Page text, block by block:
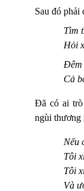
Sau đó phải
Tìm
Hỏi
Đêm
Cả
Đã có ai trò
ngùi thương
Nếu
Tôi
Tôi
Và